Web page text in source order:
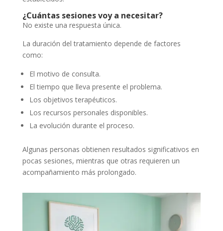
¿Cuántas sesiones voy a necesitar?
No existe una respuesta única.
La duración del tratamiento depende de factores
como:
El motivo de consulta.
El tiempo que lleva presente el problema.
Los objetivos terapéuticos.
Los recursos personales disponibles.
La evolución durante el proceso.
Algunas personas obtienen resultados significativos en
pocas sesiones, mientras que otras requieren un
acompañamiento más prolongado.